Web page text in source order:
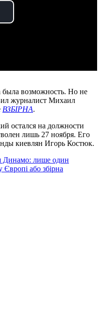
была возможность. Но не
журналист Михаил
ВЗБІРНА.
остался на должности
лишь 27 ноября. Его
киевлян Игорь Костюк.
Динамо: лише один
або збірна